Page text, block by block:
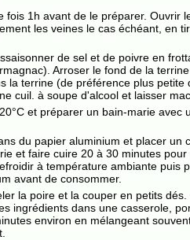
fois 1h avant de le préparer. Ouvrir
les veines le cas échéant, en
de sel et de poivre en
Arroser le fond de la
la terrine (de préférence plus
cuil. à soupe d'alcool et laisser
et préparer un bain-marie avec
du papier aluminium et placer un
et faire cuire 20 à 30 minutes
à température ambiante puis
avant de consommer.
la poire et la couper en petits
ingrédients dans une casserole,
environ en mélangeant